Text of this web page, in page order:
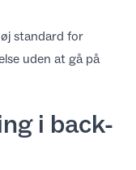
standard for
uden at gå på
i back-